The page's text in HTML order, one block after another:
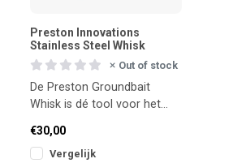
Preston Innovations
Stainless Steel Whisk
Out of stock
De Preston Groundbait
Whisk is dé tool voor het
mengen van grote
hoeveelhede
€30,00
Vergelijk